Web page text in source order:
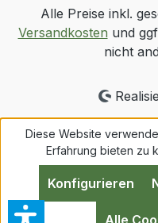
Alle Preise inkl.
Versandkosten und
nicht
Diese Website
Erfahrung bieten zu
Konfigurieren
Alle